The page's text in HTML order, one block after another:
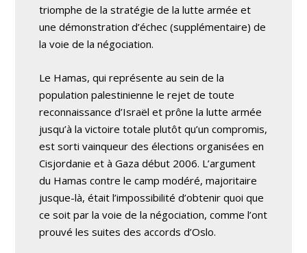
triomphe de la stratégie de la lutte armée et
une démonstration d’échec (supplémentaire) de
la voie de la négociation.
Le Hamas, qui représente au sein de la
population palestinienne le rejet de toute
reconnaissance d’Israël et prône la lutte armée
jusqu’à la victoire totale plutôt qu’un compromis,
est sorti vainqueur des élections organisées en
Cisjordanie et à Gaza début 2006. L’argument
du Hamas contre le camp modéré, majoritaire
jusque-là, était l’impossibilité d’obtenir quoi que
ce soit par la voie de la négociation, comme l’ont
prouvé les suites des accords d’Oslo.